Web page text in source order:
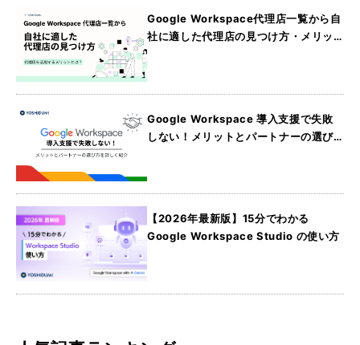
Google Workspace代理店一覧から自
社に適した代理店の見つけ方・メリッ
Google Workspace 導入支援で失敗
しない！メリットとパートナーの選び
【2026年最新版】15分でわかる
Google Workspace Studio の使い方